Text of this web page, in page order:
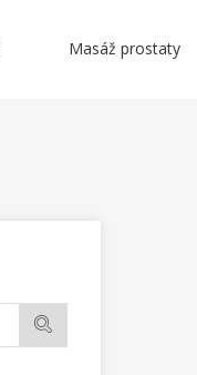
Masáž prostaty